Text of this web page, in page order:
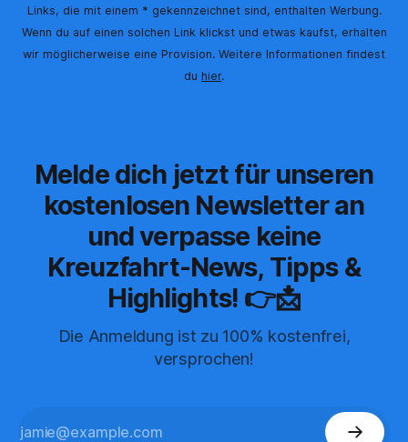
Links, die mit einem * gekennzeichnet sind, enthalten Werbung.
Wenn du auf einen solchen Link klickst und etwas kaufst, erhalten
wir möglicherweise eine Provision. Weitere Informationen findest
du hier.
Melde dich jetzt für unseren
kostenlosen Newsletter an
und verpasse keine
Kreuzfahrt-News, Tipps &
Highlights! 👉📩
Die Anmeldung ist zu 100% kostenfrei,
versprochen!